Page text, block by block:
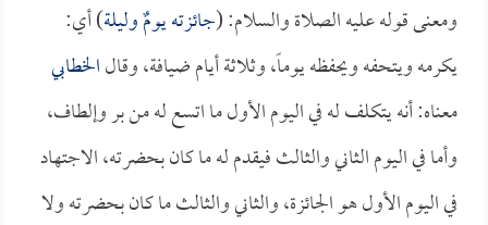
ومعنى قوله عليه الصلاة والسلام: (جائزته يومٌ وليلة) أي:
يكرمه ويتحفه ويحفظه يوماً، وثلاثة أيام ضيافة، وقالالخطابي
معناه: أنه يتكلف له في اليوم الأول ما اتسع له من بر وإلطاف،
وأما في اليوم الثاني والثالث فيقدم له ما كان بحضرته، الاجتهاد
في اليوم الأول هو الجائزة، والثاني والثالث ما كان بحضرته ولا